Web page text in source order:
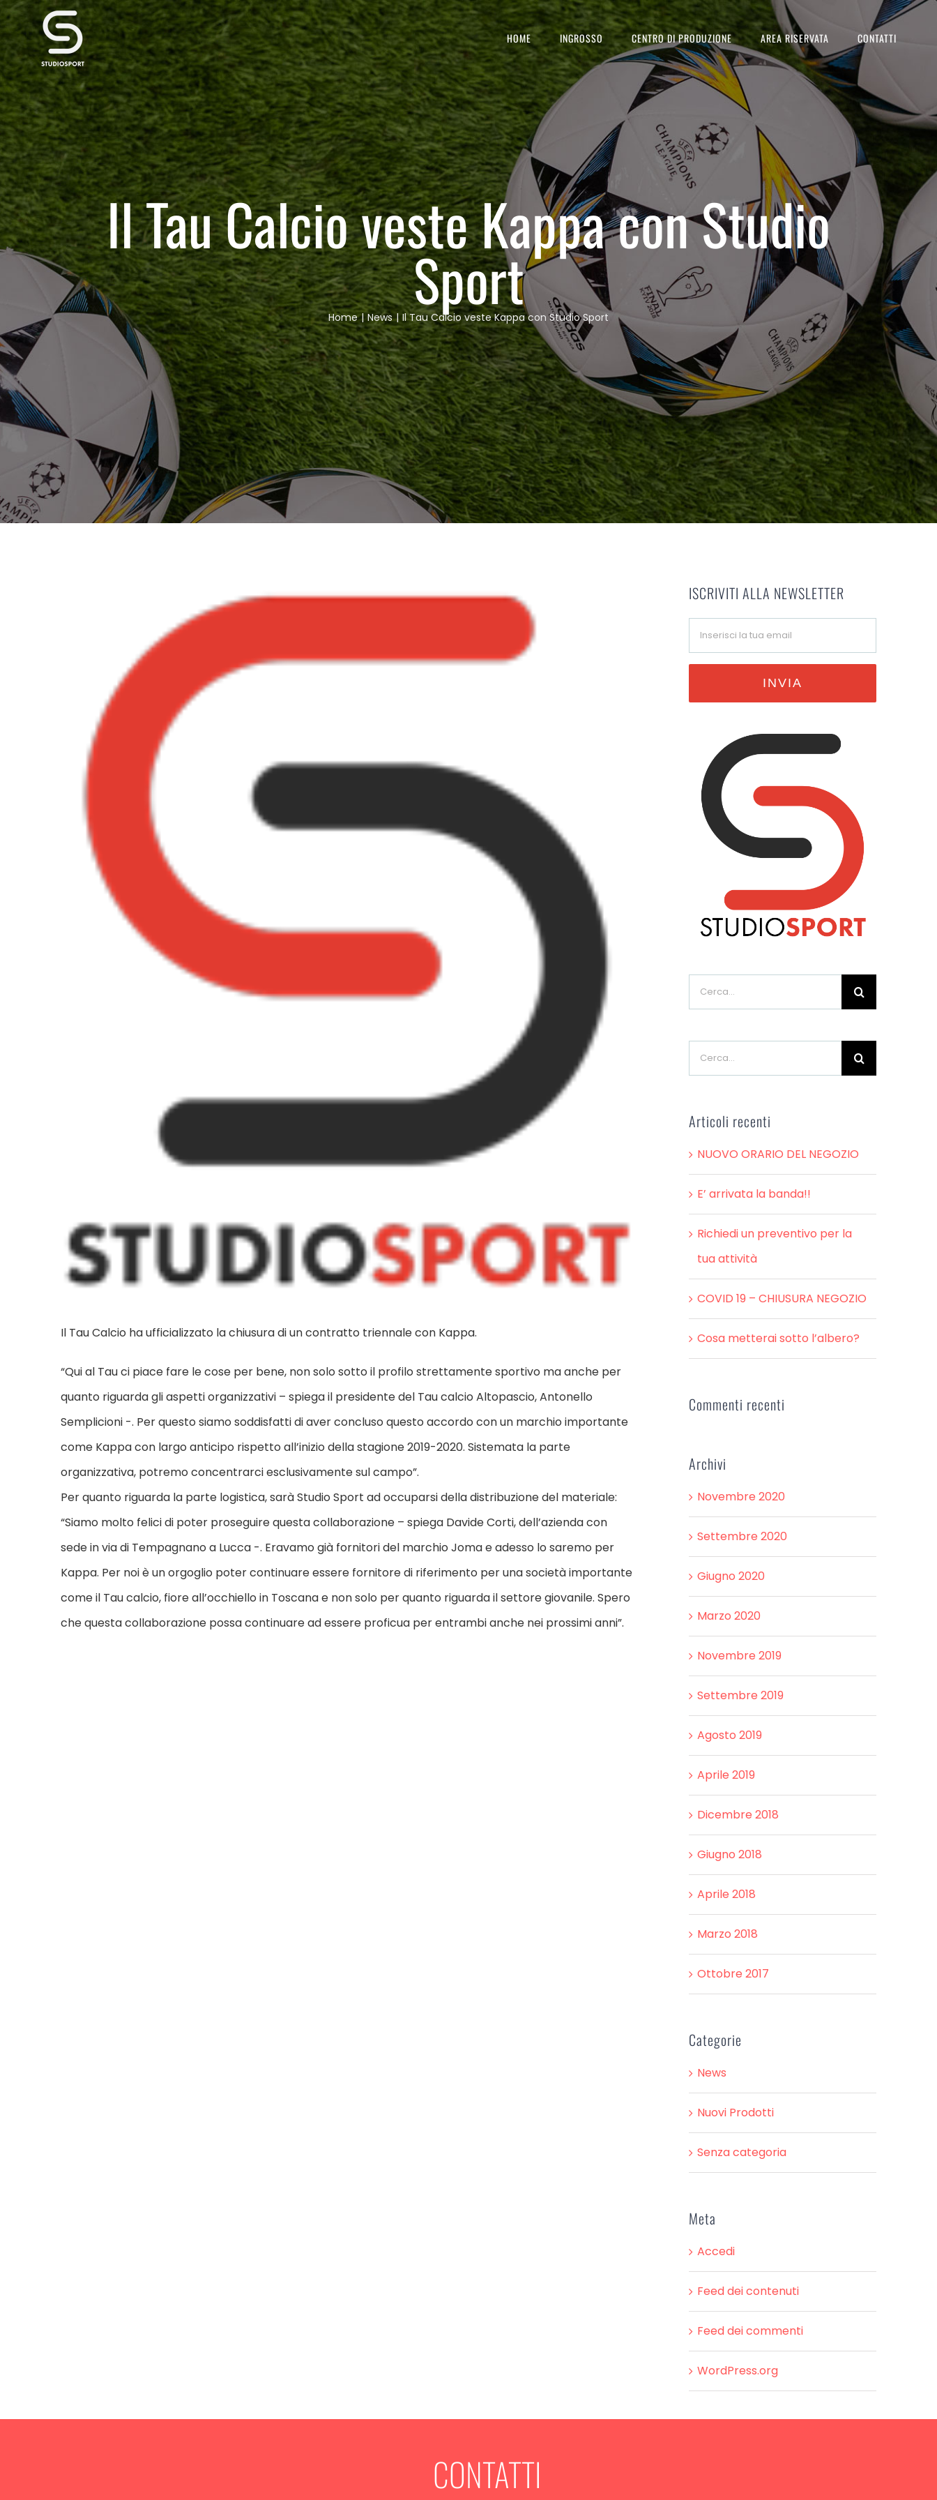
Salta
al
contenuto
HOME INGROSSO CENTRO DI PRODUZIONE AREA RISERVATA CONTATTI
Il Tau Calcio veste Kappa con Studio
Sport
Home News Il Tau Calcio veste Kappa con Studio Sport
Il Tau Calcio ha ufficializzato la chiusura di un contratto triennale con Kappa.
“Qui al Tau ci piace fare le cose per bene, non solo sotto il profilo strettamente sportivo ma anche per
quanto riguarda gli aspetti organizzativi – spiega il presidente del Tau calcio Altopascio, Antonello
Semplicioni -. Per questo siamo soddisfatti di aver concluso questo accordo con un marchio importante
come Kappa con largo anticipo rispetto all’inizio della stagione 2019-2020. Sistemata la parte
organizzativa, potremo concentrarci esclusivamente sul campo”.
Per quanto riguarda la parte logistica, sarà Studio Sport ad occuparsi della distribuzione del materiale:
“Siamo molto felici di poter proseguire questa collaborazione – spiega Davide Corti, dell’azienda con
sede in via di Tempagnano a Lucca -. Eravamo già fornitori del marchio Joma e adesso lo saremo per
Kappa. Per noi è un orgoglio poter continuare essere fornitore di riferimento per una società importante
come il Tau calcio, fiore all’occhiello in Toscana e non solo per quanto riguarda il settore giovanile. Spero
che questa collaborazione possa continuare ad essere proficua per entrambi anche nei prossimi anni”.
ISCRIVITI ALLA NEWSLETTER
Cerca
per:
Cerca
per:
Articoli recenti
NUOVO ORARIO DEL NEGOZIO
E’ arrivata la banda!!
Richiedi un preventivo per la
tua attività
COVID 19 – CHIUSURA NEGOZIO
Cosa metterai sotto l’albero?
Commenti recenti
Archivi
Novembre 2020
Settembre 2020
Giugno 2020
Marzo 2020
Novembre 2019
Settembre 2019
Agosto 2019
Aprile 2019
Dicembre 2018
Giugno 2018
Aprile 2018
Marzo 2018
Ottobre 2017
Categorie
News
Nuovi Prodotti
Senza categoria
Meta
Accedi
Feed dei contenuti
Feed dei commenti
WordPress.org
CONTATTI